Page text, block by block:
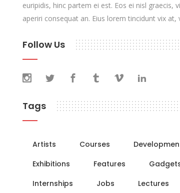
euripidis, hinc partem ei est. Eos ei nisl graecis,
aperiri consequat an. Eius lorem tincidunt vix at,
Follow Us
Tags
Artists Courses
Exhibitions
Features
Internships
Jobs
Lectures